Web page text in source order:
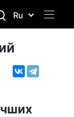
Ru